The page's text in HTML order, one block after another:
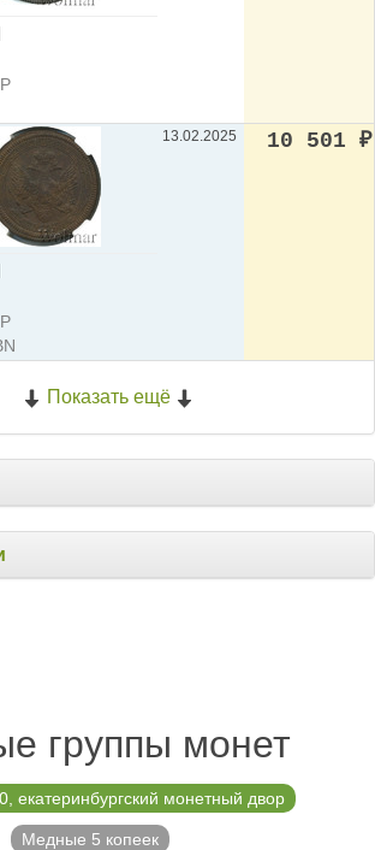
13.02.2025 10 501 ₽
Показать ещё
группы монет
екатеринбургский монетный двор
Медные 5 копеек